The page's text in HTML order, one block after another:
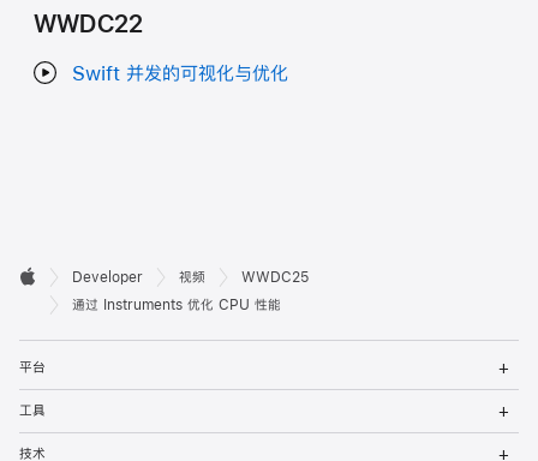
WWDC22
Swift 并发的可视化与优化
开
者
页
脚

Apple
Developer 视频
WWDC25
通过 Instruments 优化 CPU 性能
平台
工具
技术